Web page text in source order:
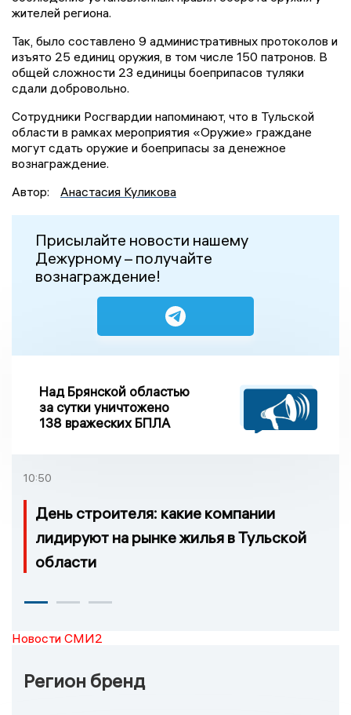
жителей региона.
Так, было составлено 9 административных протоколов и
изъято 25 единиц оружия, в том числе 150 патронов. В
общей сложности 23 единицы боеприпасов туляки
сдали добровольно.
Сотрудники Росгвардии напоминают, что в Тульской
области в рамках мероприятия «Оружие» граждане
могут сдать оружие и боеприпасы за денежное
вознаграждение.
Автор:
Анастасия Куликова
Присылайте новости нашему
Дежурному – получайте
вознаграждение!
Над Брянской областью
за сутки уничтожено
138 вражеских БПЛА
10:50
День строителя: какие компании
лидируют на рынке жилья в Тульской
области
Новости СМИ2
Регион бренд